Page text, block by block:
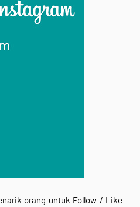
orang untuk Follow / Like